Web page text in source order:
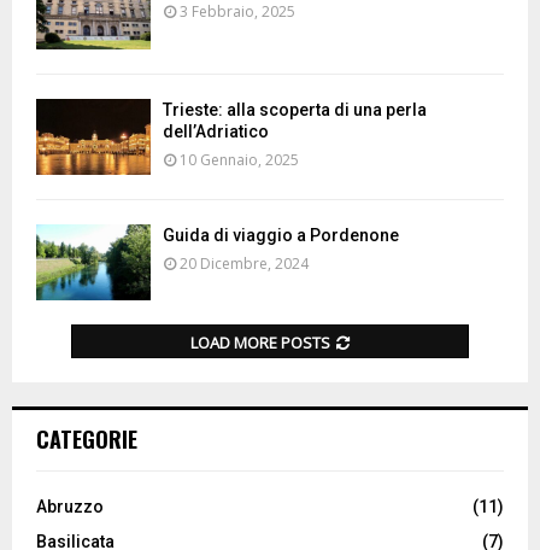
3 Febbraio, 2025
Trieste: alla scoperta di una perla
dell’Adriatico
10 Gennaio, 2025
Guida di viaggio a Pordenone
20 Dicembre, 2024
LOAD MORE POSTS
CATEGORIE
Abruzzo
(11)
Basilicata
(7)